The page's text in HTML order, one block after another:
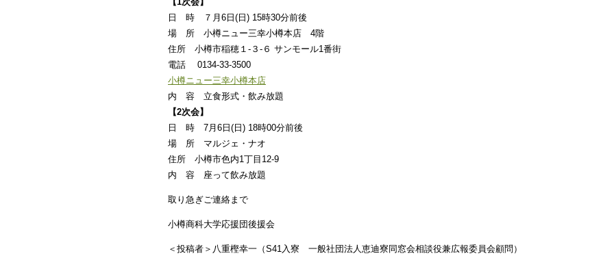
日 時 ７月6日(日) 15時30分前後
場 所 小樽ニュー三幸小樽本店 4階
住所 小樽市稲穂１-３-６ サンモール1番街
電話 0134-33-3500
小樽ニュー三幸小樽本店
内 容 立食形式・飲み放題
【2次会】
日 時 7月6日(日) 18時00分前後
場 所 マルジェ・ナオ
住所 小樽市色内1丁目12-9
内 容 座って飲み放題
取り急ぎご連絡まで
小樽商科大学応援団後援会
＜投稿者＞八重樫幸一（S41入寮 一般社団法人恵迪寮同窓会相談役兼広報委員会顧問）